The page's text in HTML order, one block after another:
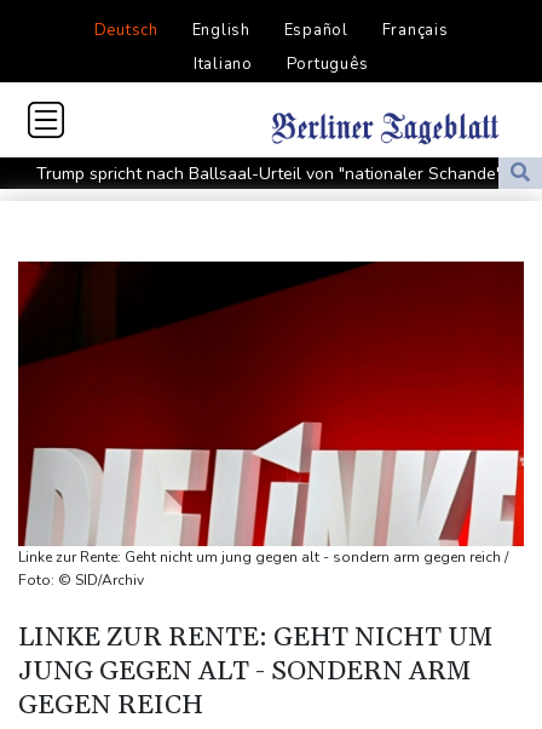
Deutsch English Español
Français
Italiano
Português
Trump spricht nach Ballsaal-Urteil von "nationaler Schande"
Abholzung im Amazonas auf niedrigstem Stand seit einem
Frei: Über Beteiligung an AfD-Regierung entscheidet nicht CDU
US-Senat stimmt für umfassendes Sanktionspaket gegen
Übergangslösungen
Ceuta-Andrang: EU fordert von Meta und Tiktok Vorgehen gegen
Falschinformationen
Rechter Hardliner De la Espriella als Kolumbiens Präsident
vereidigt
Selenskyj erstmals seit Beginn von Ukraine-Krieg in Serbien -
Treffen mit Vucic
Auftakt-Misere gestoppt: Berlin gewinnt in Bochum
Linke zur Rente: Geht nicht um jung gegen alt - sondern arm gegen reich /
Foto: © SID/Archiv
LINKE ZUR RENTE: GEHT NICHT UM
JUNG GEGEN ALT - SONDERN ARM
GEGEN REICH